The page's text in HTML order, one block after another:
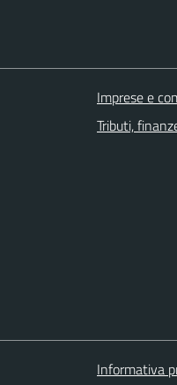
Imprese e
Tributi,
Informativa